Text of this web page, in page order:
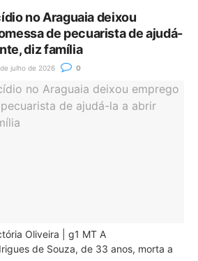
no Araguaia deixou
de pecuarista de ajudá-
diz família
julho de 2026 0
Oliveira | g1 MT A
de Souza, de 33 anos, morta a